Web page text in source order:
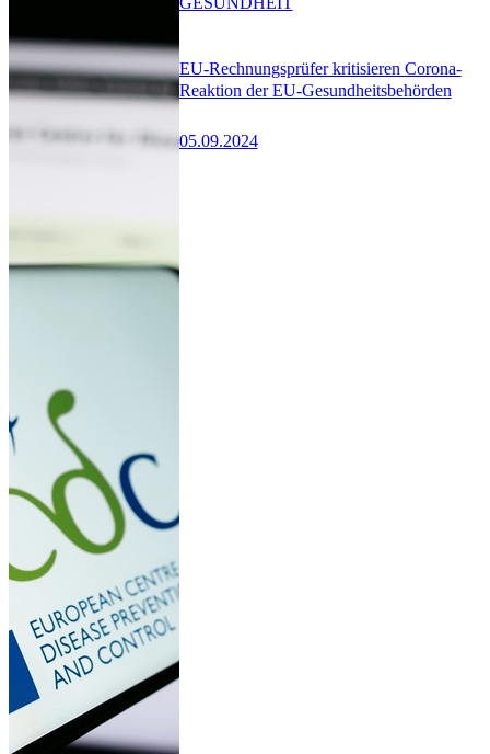
EU-Rechnungsprüfer kritisieren Corona-
Reaktion der EU-Gesundheitsbehörden
05.09.2024